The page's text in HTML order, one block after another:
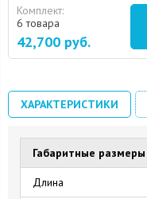
Комплект:
6 товара
42,700 руб.
ХАРАКТЕРИСТИКИ
Габаритные размеры
Длина